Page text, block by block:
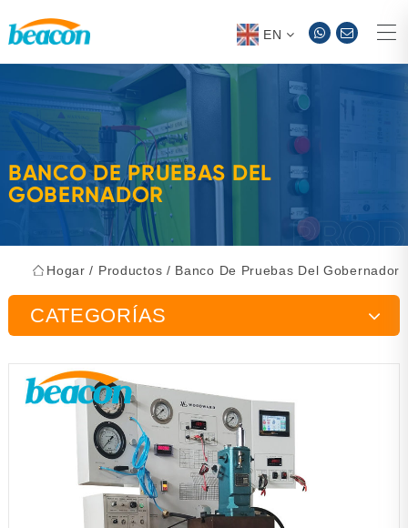
EN
BANCO DE PRUEBAS DEL
GOBERNADOR
Hogar / Productos / Banco De Pruebas Del Gobernador
CATEGORÍAS
Herramientas de mantenimiento
Accesorios de reparación
Ensayador